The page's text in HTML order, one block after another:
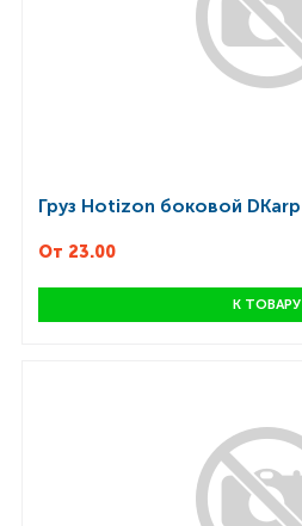
Груз Hotizon боковой DKarp
От 23.00
К ТОВАРУ